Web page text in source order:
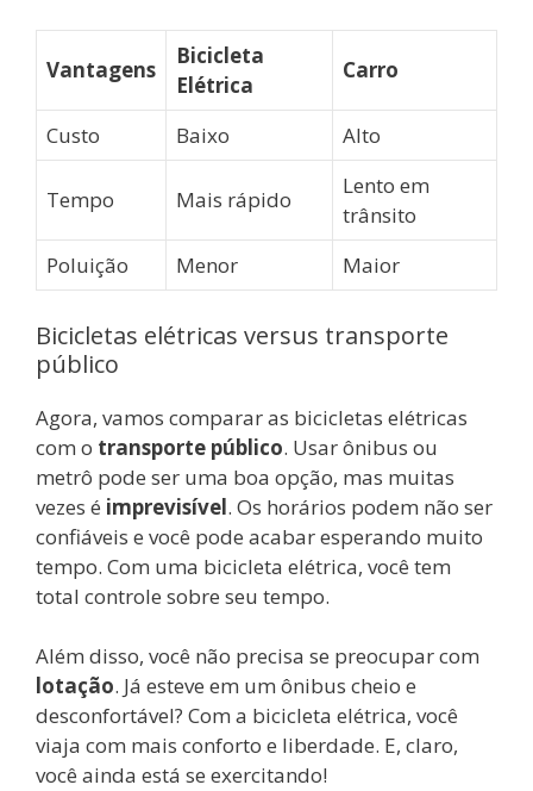
Vantagens
Bicicleta
Elétrica
Carro
Custo Baixo Alto
Tempo Mais rápido
Lento em
trânsito
Poluição
Menor Maior
Bicicletas elétricas versus transporte
público
Agora, vamos comparar as bicicletas elétricas
com o transporte público. Usar ônibus ou
metrô pode ser uma boa opção, mas muitas
vezes é imprevisível. Os horários podem não ser
confiáveis e você pode acabar esperando muito
tempo. Com uma bicicleta elétrica, você tem
total controle sobre seu tempo.
Além disso, você não precisa se preocupar com
lotação. Já esteve em um ônibus cheio e
desconfortável? Com a bicicleta elétrica, você
viaja com mais conforto e liberdade. E, claro,
você ainda está se exercitando!